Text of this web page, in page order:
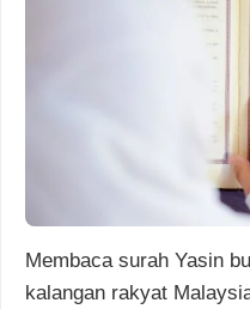
Membaca surah Yasin
kalangan rakyat